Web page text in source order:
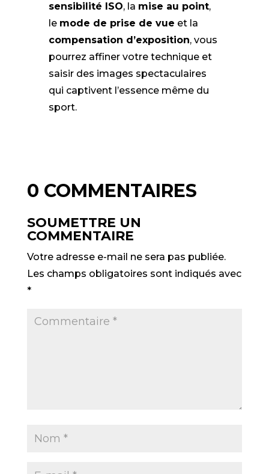
sensibilité ISO, la mise au point,
le mode de prise de vue et la
compensation d’exposition, vous
pourrez affiner votre technique et
saisir des images spectaculaires
qui captivent l’essence même du
sport.
0 COMMENTAIRES
SOUMETTRE UN
COMMENTAIRE
Votre adresse e-mail ne sera pas publiée.
Les champs obligatoires sont indiqués avec
*